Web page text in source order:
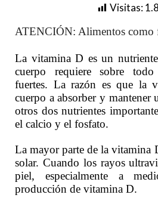
Visitas:
ATENCIÓN: Alimentos como
La vitamina D es un
cuerpo requiere sobre
fuertes. La razón es que la
cuerpo a absorber y mantener
otros dos nutrientes
el calcio y el fosfato.
La mayor parte de la vitamina
solar. Cuando los rayos
piel, especialmente a
producción de vitamina D.